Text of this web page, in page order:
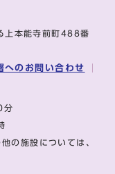
本能寺前町488番
へのお問い合わせ
分
時
の施設については、